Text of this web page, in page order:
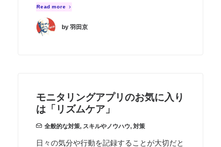
Read more
by 羽田京
モニタリングアプリのお気に入り
は「リズムケア」
全般的な対策, スキルやノウハウ, 対策
日々の気分や行動を記録することが大切だと